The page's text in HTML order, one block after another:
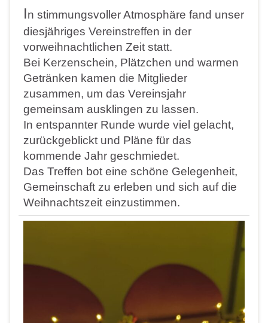
In stimmungsvoller Atmosphäre fand unser
diesjähriges Vereinstreffen in der
vorweihnachtlichen Zeit statt.
Bei Kerzenschein, Plätzchen und warmen
Getränken kamen die Mitglieder
zusammen, um das Vereinsjahr
gemeinsam ausklingen zu lassen.
In entspannter Runde wurde viel gelacht,
zurückgeblickt und Pläne für das
kommende Jahr geschmiedet.
Das Treffen bot eine schöne Gelegenheit,
Gemeinschaft zu erleben und sich auf die
Weihnachtszeit einzustimmen.